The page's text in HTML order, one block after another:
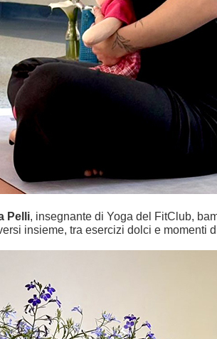
Pelli, insegnante di Yoga del FitClub,
insieme, tra esercizi dolci e momenti